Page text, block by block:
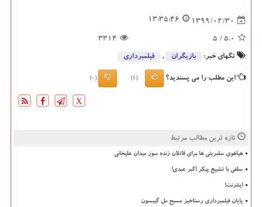
1399/02/30
13:35:46
5.0
/ 5
3314
تگهای خبر: بازیگران , فیلمبرداری
این مطلب را می پسندید؟ (1)
(0)
X
تازه ترین مطالب مرتبط
هیاهوی سلبریتی ها برای قاتلان زنده سوز میدان علیخانی
سلفی با تشییع پیکر اکبر عبدی!
اینترنت!
پایان فیلمبرداری رستاخیز مسیح مل گیبسون